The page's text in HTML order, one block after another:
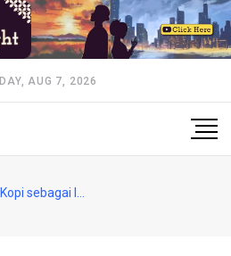
AUG 7, 2026
Kopi sebagai Identitas Bangsa